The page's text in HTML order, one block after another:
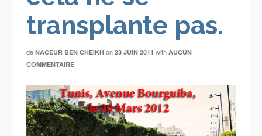
transplante pas.
de NACEUR BEN CHEIKH on 23 JUIN 2011 with AUCUN
COMMENTAIRE